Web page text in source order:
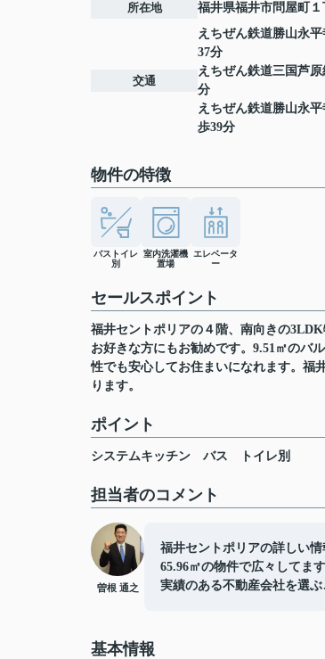
所在地 福井県福井市問屋町
交通
えちぜん鉄道勝山永
37分
えちぜん鉄道三国芦原
分
えちぜん鉄道勝山永
歩39分
物件の特徴
バストイレ
別
室内洗濯機
置場
エレベータ
ー
セールスポイント
福井セントポリアの４階、南向きの
お好きな方にもお勧めです。9.51㎡のバ
性でも安心してお住まいになれます。福
ります。
ポイント
システムキッチン バス トイレ別
担当者のコメント
曽根 通之
福井セントポリアの詳しい
65.96㎡の物件で広々してま
実績のある不動産会社を選
基本情報